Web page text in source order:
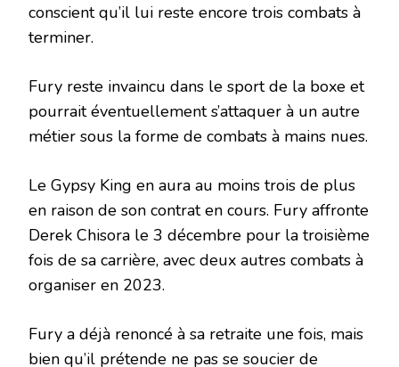
conscient qu’il lui reste encore trois combats à
terminer.
Fury reste invaincu dans le sport de la boxe et
pourrait éventuellement s’attaquer à un autre
métier sous la forme de combats à mains nues.
Le Gypsy King en aura au moins trois de plus
en raison de son contrat en cours. Fury affronte
Derek Chisora ​​le 3 décembre pour la troisième
fois de sa carrière, avec deux autres combats à
organiser en 2023.
Fury a déjà renoncé à sa retraite une fois, mais
bien qu’il prétende ne pas se soucier de